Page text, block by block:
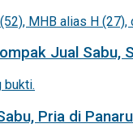
Jual
Pria di